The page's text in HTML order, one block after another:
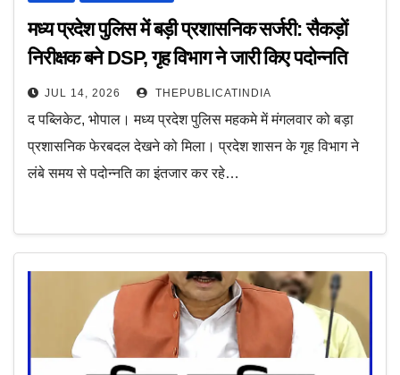
मध्य प्रदेश पुलिस में बड़ी प्रशासनिक सर्जरी: सैकड़ों
निरीक्षक बने DSP, गृह विभाग ने जारी किए पदोन्नति
आदेशJUL 14, 2026 THEPUBLICATINDIA
द पब्लिकेट, भोपाल। मध्य प्रदेश पुलिस महकमे में मंगलवार को बड़ा
प्रशासनिक फेरबदल देखने को मिला। प्रदेश शासन के गृह विभाग ने
लंबे समय से पदोन्नति का इंतजार कर रहे…